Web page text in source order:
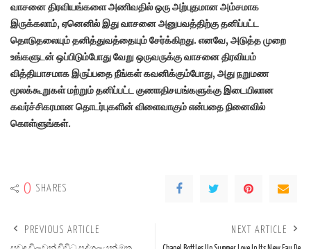
வாசனை திரவியங்களை அணிவதில் ஒரு அற்புதமான அம்சமாக
இருக்கலாம், ஏனெனில் இது வாசனை அனுபவத்திற்கு தனிப்பட்ட
தொடுதலையும் தனித்துவத்தையும் சேர்க்கிறது. எனவே, அடுத்த முறை
உங்களுடன் ஒப்பிடும்போது வேறு ஒருவருக்கு வாசனை திரவியம்
வித்தியாசமாக இருப்பதை நீங்கள் கவனிக்கும்போது, ​​அது நறுமண
மூலக்கூறுகள் மற்றும் தனிப்பட்ட குணாதிசயங்களுக்கு இடையிலான
கவர்ச்சிகரமான தொடர்புகளின் விளைவாகும் என்பதை நினைவில்
கொள்ளுங்கள்.
0 SHARES
PREVIOUS ARTICLE NEXT ARTICLE